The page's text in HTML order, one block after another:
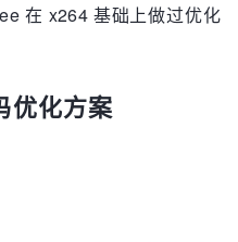
在 x264 基础上做过优化
优化方案